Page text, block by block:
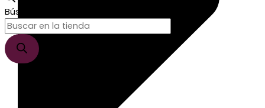
Búsqueda de productos